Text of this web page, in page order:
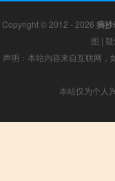
Copyright © 2012 - 2026 摘抄
图 |
声明：本站内容来自互联网
本站仅为个人